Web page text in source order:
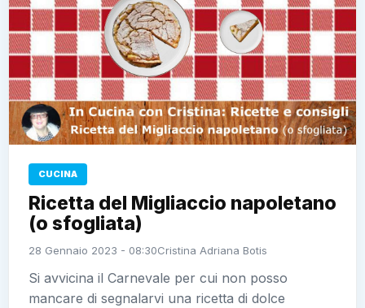
CUCINA
Ricetta del Migliaccio napoletano
(o sfogliata)
28 Gennaio 2023 - 08:30Cristina Adriana Botis
Si avvicina il Carnevale per cui non posso
mancare di segnalarvi una ricetta di dolce